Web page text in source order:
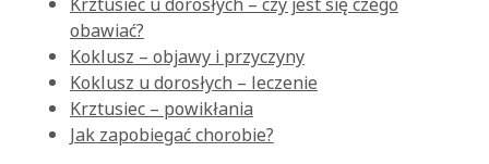
obawiać?
Koklusz – objawy i przyczyny
Koklusz u dorosłych – leczenie
Krztusiec – powikłania
Jak zapobiegać chorobie?